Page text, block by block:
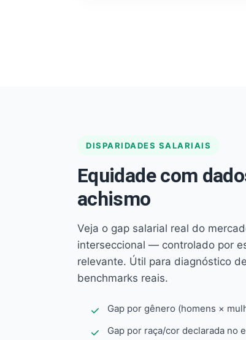
DISPARIDADES SALARIAIS
Equidade com
achismo
Veja o gap salarial real do
interseccional — controlado por
relevante. Útil para diagnóstico
benchmarks reais.
Gap por gênero (homens ×
Gap por raça/cor declarada no